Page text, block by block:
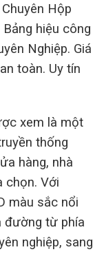
Hộp
hiệu công
Nghiệp. Giá
toàn. Uy tín
xem là một
thống
hàng, nhà
chọn. Với
màu sắc nổi
đường từ phía
nghiệp, sang